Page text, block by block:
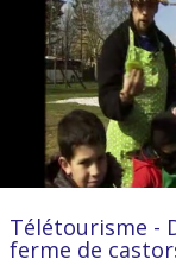
Télétourisme -
ferme de